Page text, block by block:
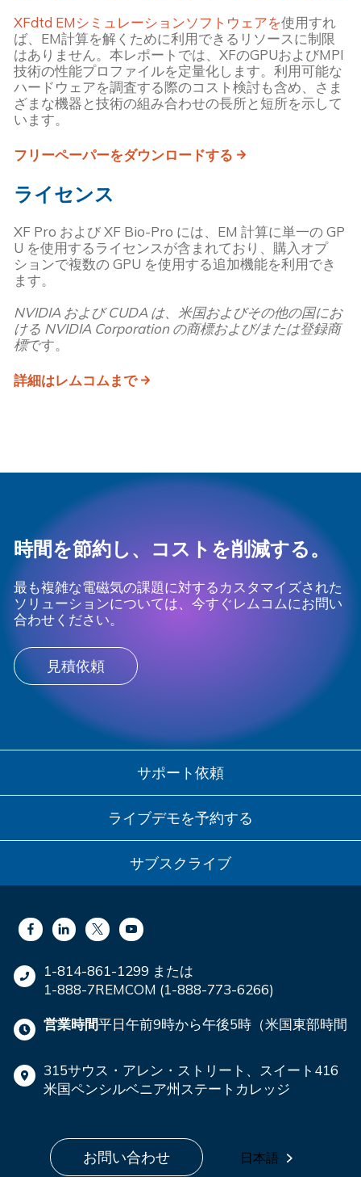
XFdtd EMシミュレーションソフトウェアを使用すれ
ば、EM計算を解くために利用できるリソースに制限
はありません。本レポートでは、XFのGPUおよびMPI
技術の性能プロファイルを定量化します。利用可能な
ハードウェアを調査する際のコスト検討も含め、さま
ざまな機器と技術の組み合わせの長所と短所を示して
います。
フリーペーパーをダウンロードする
ライセンス
XF Pro および XF Bio-Pro には、EM 計算に単一の GP
U を使用するライセンスが含まれており、購入オプ
ションで複数の GPU を使用する追加機能を利用でき
ます。
NVIDIA および CUDA は、米国およびその他の国にお
ける NVIDIA Corporation の商標および/または登録商
標です。
詳細はレムコムまで
時間を節約し、コストを削減する。
最も複雑な電磁気の課題に対するカスタマイズされた
ソリューションについては、今すぐレムコムにお問い
合わせください。
見積依頼
サポート依頼
ライブデモを予約する
サブスクライブ
1-814-861-1299 または
1-888-7REMCOM (1-888-773-6266)
営業時間平日午前9時から午後5時（米国東部時間
315サウス・アレン・ストリート、スイート416
米国ペンシルベニア州ステートカレッジ
お問い合わせ 日本語